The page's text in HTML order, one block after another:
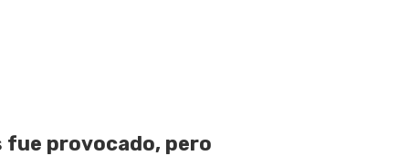
fue provocado, pero